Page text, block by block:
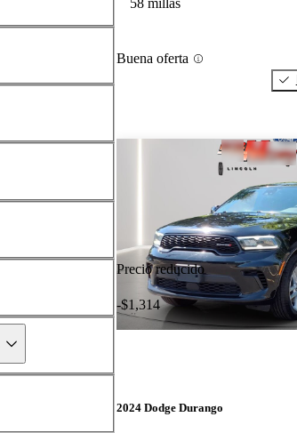
58 millas
Buena oferta
Precio reducido
-$1,314
2024 Dodge Durango